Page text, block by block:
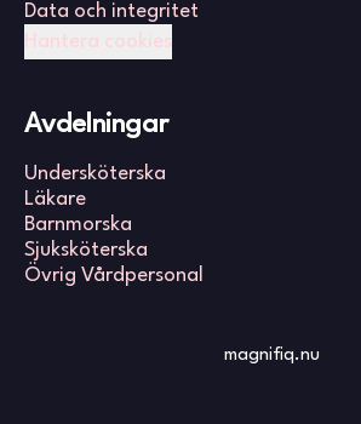
Data och integritet
Hantera cookies
Avdelningar
Undersköterska
Läkare
Barnmorska
Sjuksköterska
Övrig Vårdpersonal
magnifiq.nu